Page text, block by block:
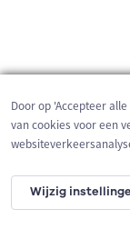
200 m
Door op 'Accepteer
van cookies voor een
Wijzig